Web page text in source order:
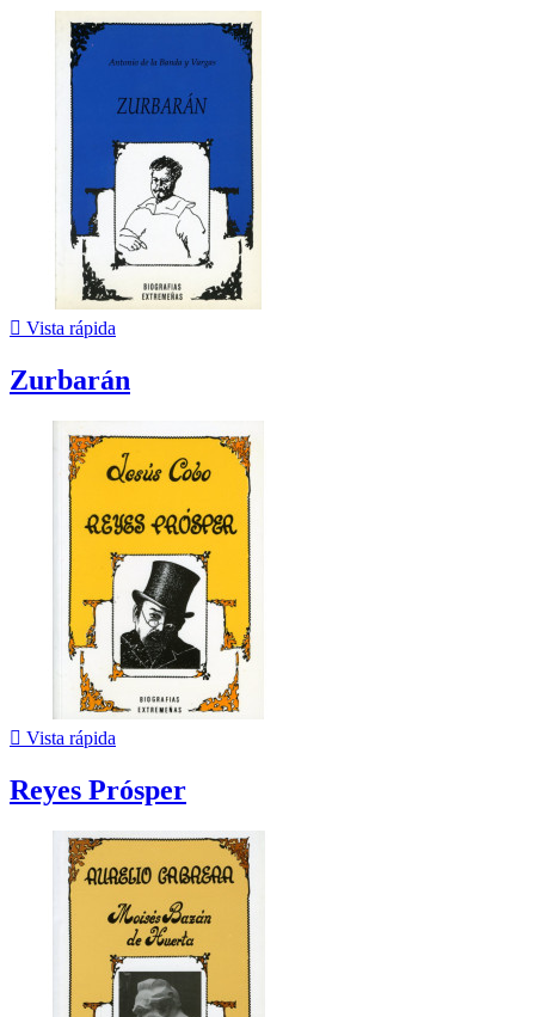
 Vista rápida
Zurbarán
 Vista rápida
Reyes Prósper